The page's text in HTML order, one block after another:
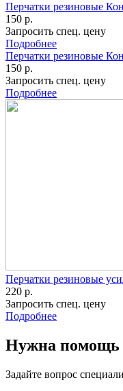
Перчатки резиновые
150 р.
Запросить спец. цену
Подробнее
Перчатки резиновые
150 р.
Запросить спец. цену
Подробнее
Перчатки резиновые
220 р.
Запросить спец. цену
Подробнее
Нужна помощь
Задайте вопрос